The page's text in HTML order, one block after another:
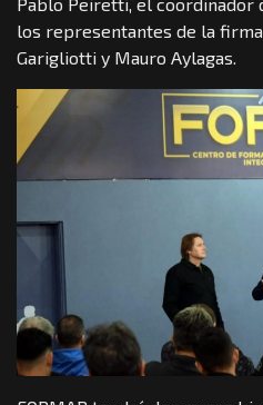
los representantes de la
Garigliotti y Mauro Aylagas.